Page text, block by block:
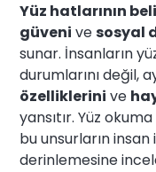
Yüz hatlarının
güveni vesosyal
sunar. İnsanların
durumlarını değil,
özelliklerini ve
yansıtır. Yüz
bu unsurların
derinlemesine